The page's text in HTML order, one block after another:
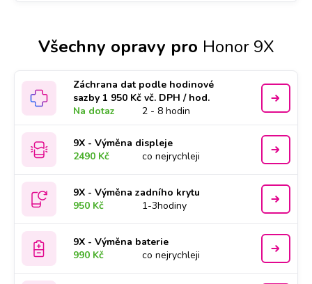
Všechny opravy pro Honor 9X
Záchrana dat podle hodinové
sazby 1 950 Kč vč. DPH / hod.
Na dotaz
2 - 8 hodin
9X - Výměna displeje
2490 Kč
co nejrychleji
9X - Výměna zadního krytu
950 Kč
1-3hodiny
9X - Výměna baterie
990 Kč
co nejrychleji